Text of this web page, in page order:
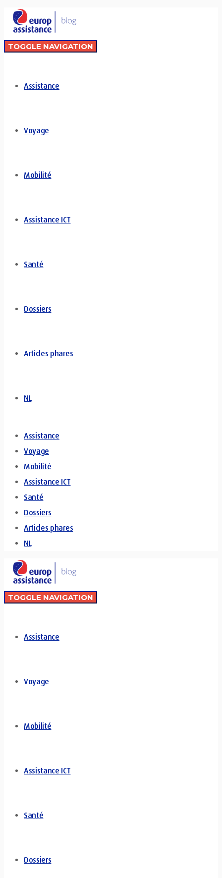
TOGGLE NAVIGATION
Assistance
Voyage
Mobilité
Assistance ICT
Santé
Dossiers
Articles phares
NL
Assistance
Voyage
Mobilité
Assistance ICT
Santé
Dossiers
Articles phares
NL
TOGGLE NAVIGATION
Assistance
Voyage
Mobilité
Assistance ICT
Santé
Dossiers